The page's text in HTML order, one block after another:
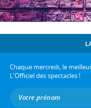
Chaque mercredi, le
L'Officiel des spectacles !